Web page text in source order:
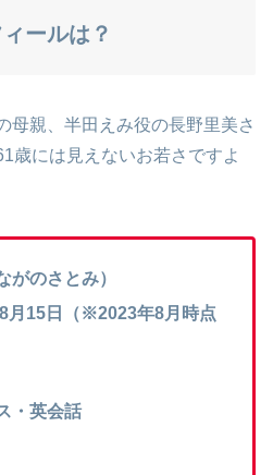
ールは？
母親、半田えみ役の長野里美さ
歳には見えないお若さですよ
がのさとみ）
月15日（※2023年8月時点
・英会話